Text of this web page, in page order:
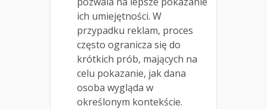
ich umiejętności. W
przypadku reklam, proces
często ogranicza się do
krótkich prób, mających na
celu pokazanie, jak dana
osoba wygląda w
określonym kontekście.